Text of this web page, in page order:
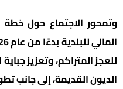
وتمحور الاجتماع حول خطة
للعجز المتراكم، وتعزيز
الديون القديمة، إلى جانب